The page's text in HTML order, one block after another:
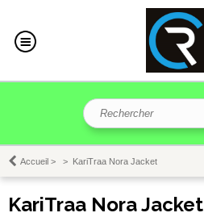
Accueil > > KariTraa Nora Jacket
KariTraa Nora Jacket